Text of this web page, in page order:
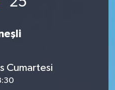
Cumartesi